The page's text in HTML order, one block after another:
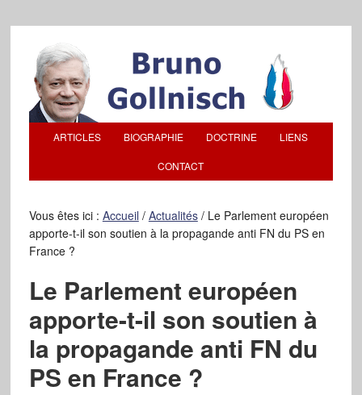
ARTICLES BIOGRAPHIE DOCTRINE LIENS
CONTACT
Vous êtes ici : Accueil / Actualités /Le Parlement européen
apporte-t-il son soutien à la propagande anti FN du PS en
France ?
Le Parlement européen
apporte-t-il son soutien à
la propagande anti FN du
PS en France ?